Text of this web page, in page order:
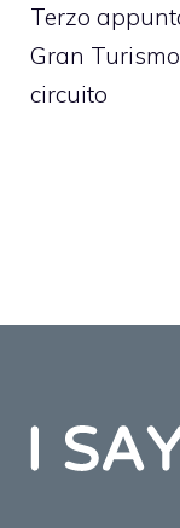
Terzo
Gran
circuito